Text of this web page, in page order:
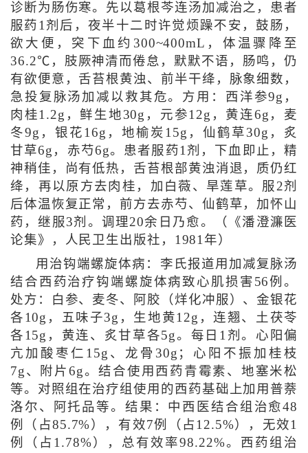
诊断为肠伤寒。先以葛根芩连汤加减治之，患者
服药1剂后，夜半十二时许觉烦躁不安，鼓肠，
欲大便，突下血约300~400mL，体温骤降至
36.2℃，肢厥神清而倦怠，默默不语，肠鸣，仍
有欲便意，舌苔根黄浊、前半干绛，脉象细数，
急投复脉汤加减以救其危。方用：西洋参9g，
肉桂1.2g，鲜生地30g，元参12g，黄连6g，麦
冬9g，银花16g，地榆炭15g，仙鹤草30g，炙
甘草6g，赤芍6g。患者服药1剂，下血即止，精
神稍佳，尚有低热，舌苔根部黄浊消退，质仍红
绛，再以原方去肉桂，加白薇、旱莲草。服2剂
后体温恢复正常，前方去赤芍、仙鹤草，加怀山
药，继服3剂。调理20余日乃愈。（《潘澄濂医
论集》，人民卫生出版社，1981年）
用治钩端螺旋体病：李氏报道用加减复脉汤
结合西药治疗钩端螺旋体病致心肌损害56例。
处方：白参、麦冬、阿胶（烊化冲服）、金银花
各10g，五味子3g，生地黄12g，连翘、土茯苓
各15g，黄连、炙甘草各5g。每日1剂。心阳偏
亢加酸枣仁15g、龙骨30g；心阳不振加桂枝
7g、附片6g。结合使用西药青霉素、地塞米松
等。对照组在治疗组使用的西药基础上加用普萘
洛尔、阿托品等。结果：中西医结合组治愈48
例（占85.7%），有效7例（占12.5%），无效1
例（占1.78%），总有效率98.22%。西药组治